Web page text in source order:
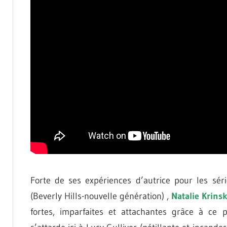
Forte de ses expériences d’autrice pour les
(Beverly Hills-nouvelle génération) , Natalie
fortes, imparfaites et attachantes grâce à ce